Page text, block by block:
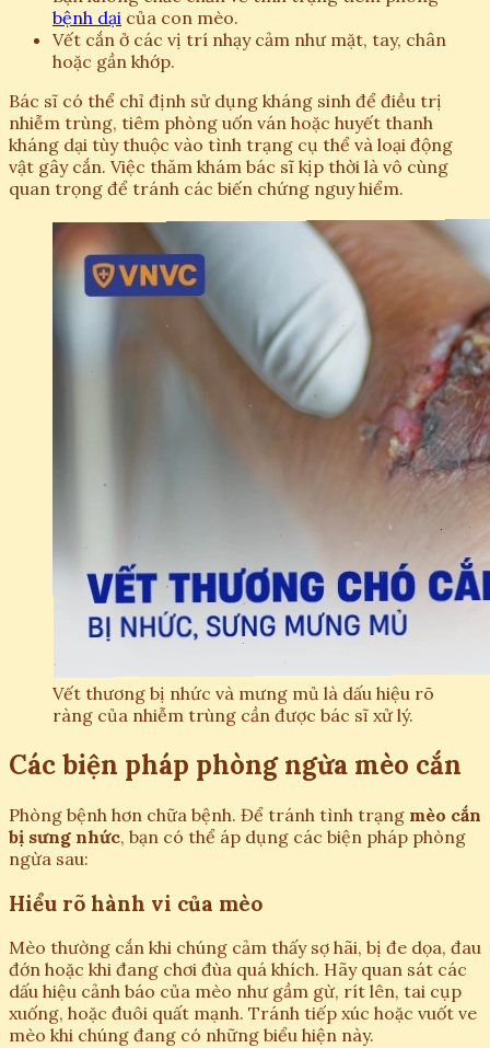
bệnh dại của con mèo.
Vết cắn ở các vị trí nhạy cảm như mặt, tay, chân
hoặc gần khớp.
Bác sĩ có thể chỉ định sử dụng kháng sinh để điều trị
nhiễm trùng, tiêm phòng uốn ván hoặc huyết thanh
kháng dại tùy thuộc vào tình trạng cụ thể và loại động
vật gây cắn. Việc thăm khám bác sĩ kịp thời là vô cùng
quan trọng để tránh các biến chứng nguy hiểm.
Vết thương bị nhức và mưng mủ là dấu hiệu rõ
ràng của nhiễm trùng cần được bác sĩ xử lý.
Các biện pháp phòng ngừa mèo cắn
Phòng bệnh hơn chữa bệnh. Để tránh tình trạng mèo cắn
bị sưng nhức, bạn có thể áp dụng các biện pháp phòng
ngừa sau:
Hiểu rõ hành vi của mèo
Mèo thường cắn khi chúng cảm thấy sợ hãi, bị đe dọa, đau
đớn hoặc khi đang chơi đùa quá khích. Hãy quan sát các
dấu hiệu cảnh báo của mèo như gầm gừ, rít lên, tai cụp
xuống, hoặc đuôi quất mạnh. Tránh tiếp xúc hoặc vuốt ve
mèo khi chúng đang có những biểu hiện này.